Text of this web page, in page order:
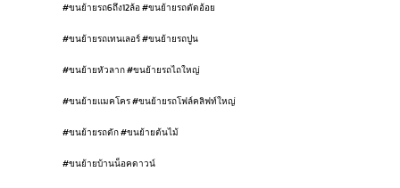
#ขนย้ายรถ6ถึง12ล้อ #ขนย้ายรถตัดอ้อย
#ขนย้ายรถเทนเลอร์ #ขนย้ายรถปูน
#ขนย้ายหัวลาก #ขนย้ายรถไถใหญ่
#ขนย้ายแมคโคร #ขนย้ายรถโฟล์คลิฟท์ใหญ่
#ขนย้ายรถตัก #ขนย้ายต้นไม้
#ขนย้ายบ้านน็อคดาวน์